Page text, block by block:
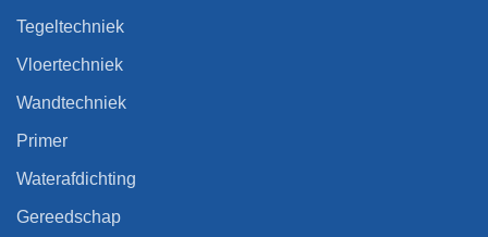
Tegeltechniek
Vloertechniek
Wandtechniek
Primer
Waterafdichting
Gereedschap